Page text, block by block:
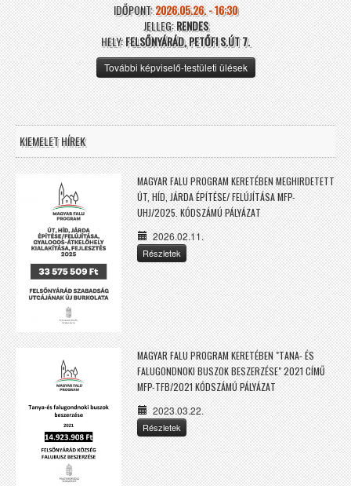
IDŐPONT:2026.05.26. - 16:30
JELLEG:RENDES
HELY:FELSŐNYÁRÁD, PETŐFI S.ÚT 7.
További képviselő-testületi ülések
KIEMELET HÍREK
MAGYAR FALU PROGRAM KERETÉBEN MEGHIRDETETT
ÚT, HÍD, JÁRDA ÉPÍTÉSE/ FELÚJÍTÁSA MFP-
UHJ/2025. KÓDSZÁMÚ PÁLYÁZAT
2026.02.11.
Részletek
MAGYAR FALU PROGRAM KERETÉBEN "TANA- ÉS
FALUGONDNOKI BUSZOK BESZERZÉSE" 2021 CÍMŰ
MFP-TFB/2021 KÓDSZÁMÚ PÁLYÁZAT
2023.03.22.
Részletek